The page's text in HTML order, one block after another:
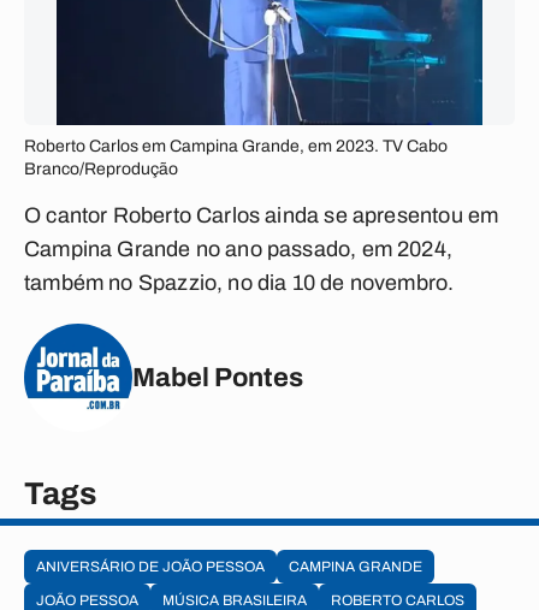
Roberto Carlos em Campina Grande, em 2023. TV Cabo
Branco/Reprodução
O cantor Roberto Carlos ainda se apresentou em
Campina Grande no ano passado, em 2024,
também no Spazzio, no dia 10 de novembro.
Mabel Pontes
Tags
ANIVERSÁRIO DE JOÃO PESSOA
CAMPINA GRANDE
JOÃO PESSOA
MÚSICA BRASILEIRA
ROBERTO CARLOS